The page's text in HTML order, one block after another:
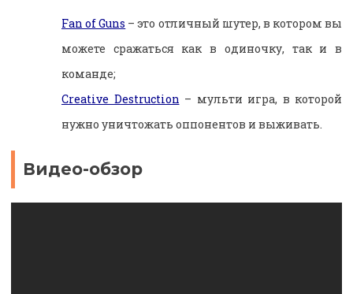
Fan of Guns – это отличный шутер, в котором вы
можете сражаться как в одиночку, так и в
команде;
Creative Destruction – мульти игра, в которой
нужно уничтожать оппонентов и выживать.
Видео-обзор